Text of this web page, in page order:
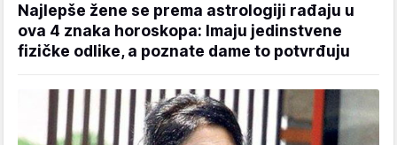
Najlepše žene se prema astrologiji rađaju u
ova 4 znaka horoskopa: Imaju jedinstvene
fizičke odlike, a poznate dame to potvrđuju